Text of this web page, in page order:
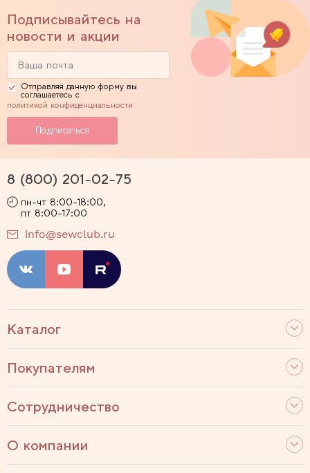
Подписывайтесь на
новости и акции
Отправляя данную форму вы
соглашаетесь с
политикой конфиденциальности
Каталог
Покупателям
Сотрудничество
О компании
8 (800) 201-02-75
пн-чт 8:00-18:00,
пт 8:00-17:00
info@sewclub.ru